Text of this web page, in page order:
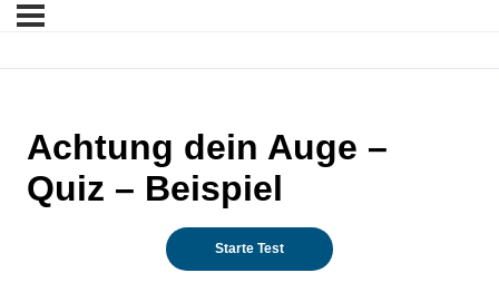
Achtung dein Auge –
Quiz – Beispiel